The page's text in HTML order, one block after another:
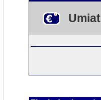
Umiat